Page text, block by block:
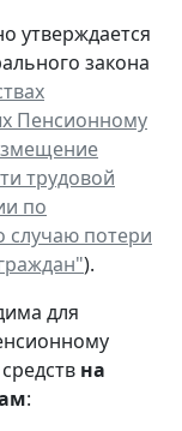
утверждается
закона
Пенсионному
трудовой
по
случаю потери
).
для
на
: